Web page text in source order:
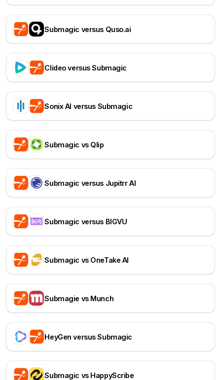
Submagic versus Quso.ai
Clideo versus Submagic
Sonix AI versus Submagic
Submagic vs Qlip
Submagic versus Jupitrr AI
Submagic versus BIGVU
Submagic vs OneTake AI
Submagie vs Munch
HeyGen versus Submagic
Submagic vs HappyScribe